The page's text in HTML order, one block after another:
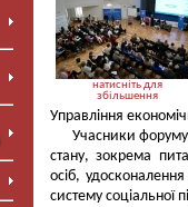
натисніть для
збільшення
Управління
Учасники форуму
стану, зокрема
осіб,
систему соціальної